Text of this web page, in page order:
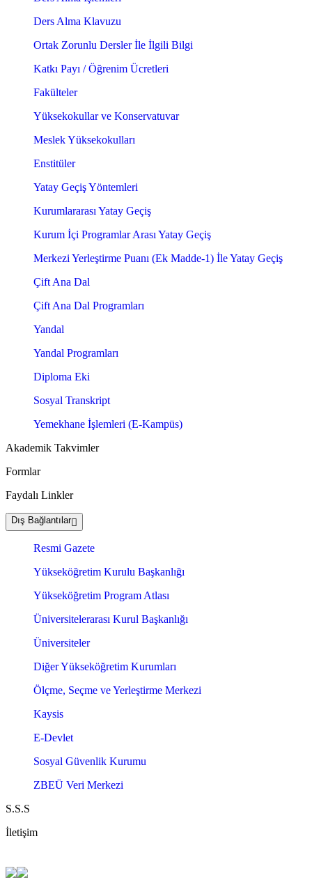
Ders Alma Klavuzu
Ortak Zorunlu Dersler İle İlgili Bilgi
Katkı Payı / Öğrenim Ücretleri
Fakülteler
Yüksekokullar ve Konservatuvar
Meslek Yüksekokulları
Enstitüler
Yatay Geçiş Yöntemleri
Kurumlararası Yatay Geçiş
Kurum İçi Programlar Arası Yatay Geçiş
Merkezi Yerleştirme Puanı (Ek Madde-1) İle Yatay Geçiş
Çift Ana Dal
Çift Ana Dal Programları
Yandal
Yandal Programları
Diploma Eki
Sosyal Transkript
Yemekhane İşlemleri (E-Kampüs)
Akademik Takvimler
Formlar
Faydalı Linkler
Dış Bağlantılar
Resmi Gazete
Yükseköğretim Kurulu Başkanlığı
Yükseköğretim Program Atlası
Üniversitelerarası Kurul Başkanlığı
Üniversiteler
Diğer Yükseköğretim Kurumları
Ölçme, Seçme ve Yerleştirme Merkezi
Kaysis
E-Devlet
Sosyal Güvenlik Kurumu
ZBEÜ Veri Merkezi
S.S.S
İletişim